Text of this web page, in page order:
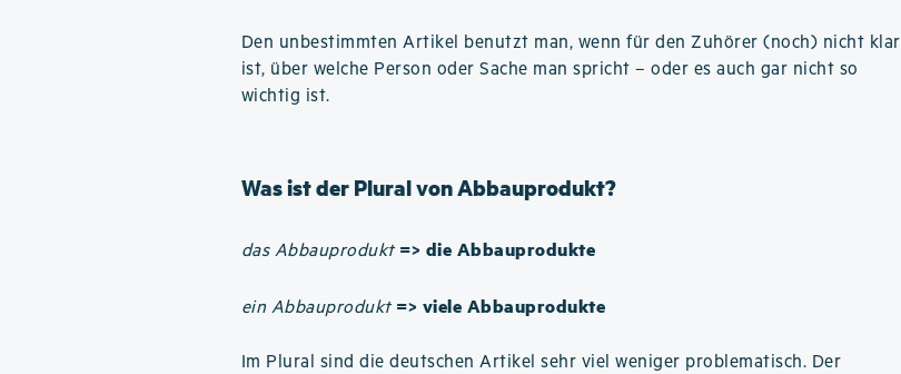
Den unbestimmten Artikel benutzt man, wenn für den Zuhörer (noch) nicht klar
ist, über welche Person oder Sache man spricht – oder es auch gar nicht so
wichtig ist.
Was ist der Plural von Abbauprodukt?
das Abbauprodukt => die Abbauprodukte
ein Abbauprodukt => viele Abbauprodukte
Im Plural sind die deutschen Artikel sehr viel weniger problematisch. Der